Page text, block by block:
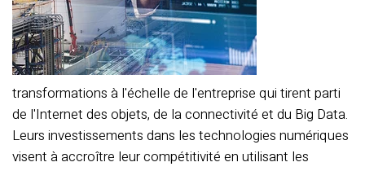
transformations à l'échelle de l'entreprise qui tirent parti
de l'Internet des objets, de la connectivité et du Big Data.
Leurs investissements dans les technologies numériques
visent à accroître leur compétitivité en utilisant les